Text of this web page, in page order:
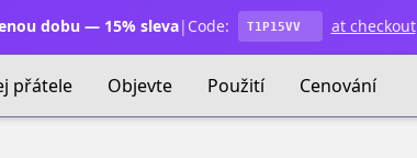
dobu — 15% sleva| Code: T1P15VV at checkout
přátele Objevte Použití Cenování